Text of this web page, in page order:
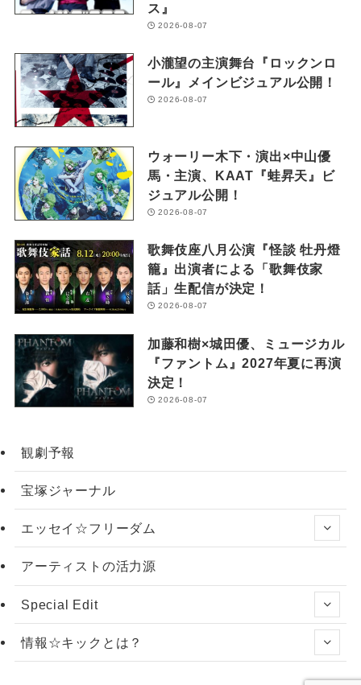
ス』
2026-08-07
小瀧望の主演舞台『ロックンロ
ール』メインビジュアル公開！
2026-08-07
ウォーリー木下・演出×中山優
馬・主演、KAAT『蛙昇天』ビ
ジュアル公開！
2026-08-07
歌舞伎座八月公演『怪談 牡丹燈
籠』出演者による「歌舞伎家
話」生配信が決定！
2026-08-07
加藤和樹×城田優、ミュージカル
『ファントム』2027年夏に再演
決定！
2026-08-07
観劇予報
宝塚ジャーナル
エッセイ☆フリーダム
アーティストの活力源
Special Edit
情報☆キックとは？